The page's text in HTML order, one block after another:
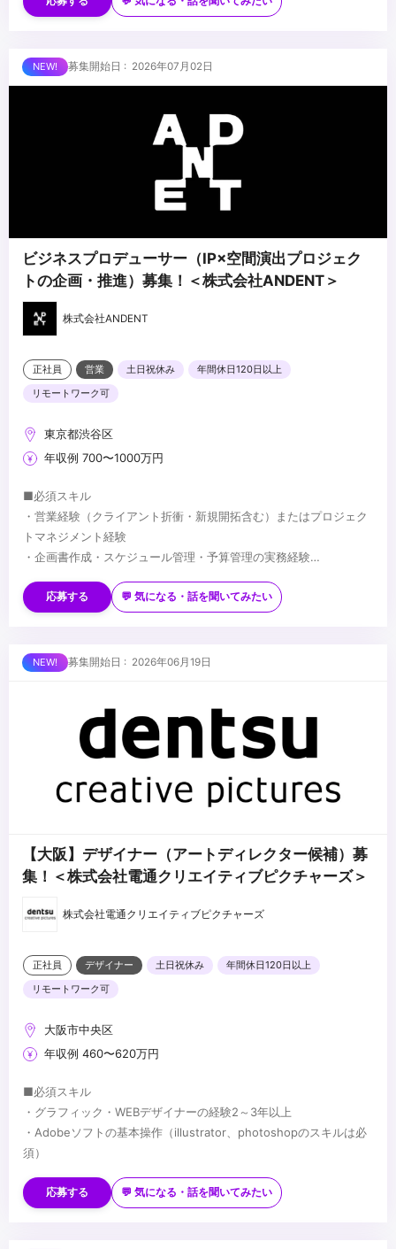
経験
・イベント・展示会・空間演出等の企画経験
・CG・映像制作に関する基礎知識
■求める人物像
・アニメ・漫画・映画等、エンターテインメントへの深い理解を持
・担当IPを自ら読み込み・理解した上で提案できる方
・IPの世界観を広げる視点で企画に取り組める方
募集開始日 : 2026年07月02日
ビジネスプロデューサー（IP×空間演出プロジェク
トの企画・推進）募集！＜株式会社ANDENT＞
株式会社ANDENT
正社員 営業 土日祝休み
年間休日120日以上
リモートワーク可
東京都渋谷区
年収例 700〜1000万円
■必須スキル
・営業経験（クライアント折衝・新規開拓含む）またはプロジェク
トマネジメント経験
・企画書作成・スケジュール管理・予算管理の実務経験
・アニメ・エンタメ業界への興味・知見
・広告・エンタメ・空間演出・展示関連業界での経験
験
■求める人物像
・複数の案件・プロジェクトを横断して動くことに面白さを感じる
・業界知見がない領域でも臆せず、「知らないからこう進める」と
動ける方
・タフネスを持って現場対応にも前向きに取り組める方
応募する 💬 気になる・話を聞いてみたい
募集開始日 : 2026年06月19日
【大阪】デザイナー（アートディレクター候補）募
集！＜株式会社電通クリエイティブピクチャーズ＞
株式会社電通クリエイティブピクチャーズ
正社員 デザイナー 土日祝休み
年間休日120日以上
リモートワーク可
大阪市中央区
年収例 460〜620万円
■必須スキル
・グラフィック・WEBデザイナーの経験2～3年以上
・Adobeソフトの基本操作（illustrator、photoshopのスキルは必
須）
・Microsoft Word／Excel／PowerPointの基本操作
・生成AIに関する広告制作の基礎知識があれば尚可
応募する 💬 気になる・話を聞いてみたい